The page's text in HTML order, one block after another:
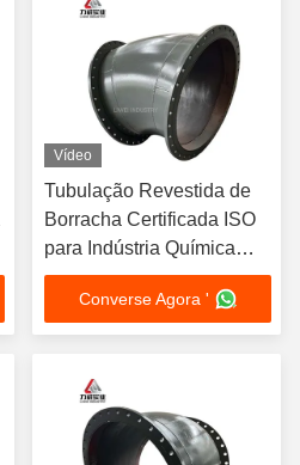
Vídeo
Tubulação Revestida de
Borracha Certificada ISO
para Indústria Química
com Opções de
Revestimento de EPDM,
Neoprene e Nitrila
Converse Agora '